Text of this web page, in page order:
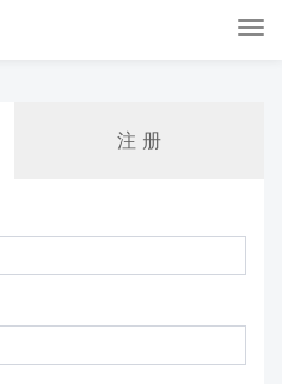
注 册